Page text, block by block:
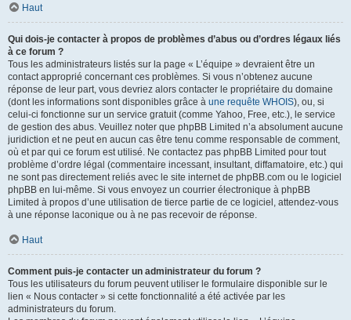
Haut
Qui dois-je contacter à propos de problèmes d’abus ou d’ordres légaux liés
à ce forum ?
Tous les administrateurs listés sur la page « L’équipe » devraient être un
contact approprié concernant ces problèmes. Si vous n’obtenez aucune
réponse de leur part, vous devriez alors contacter le propriétaire du domaine
(dont les informations sont disponibles grâce à une requête WHOIS), ou, si
celui-ci fonctionne sur un service gratuit (comme Yahoo, Free, etc.), le service
de gestion des abus. Veuillez noter que phpBB Limited n’a absolument aucune
juridiction et ne peut en aucun cas être tenu comme responsable de comment,
où et par qui ce forum est utilisé. Ne contactez pas phpBB Limited pour tout
problème d’ordre légal (commentaire incessant, insultant, diffamatoire, etc.) qui
ne sont pas directement reliés avec le site internet de phpBB.com ou le logiciel
phpBB en lui-même. Si vous envoyez un courrier électronique à phpBB
Limited à propos d’une utilisation de tierce partie de ce logiciel, attendez-vous
à une réponse laconique ou à ne pas recevoir de réponse.
Haut
Comment puis-je contacter un administrateur du forum ?
Tous les utilisateurs du forum peuvent utiliser le formulaire disponible sur le
lien « Nous contacter » si cette fonctionnalité a été activée par les
administrateurs du forum.